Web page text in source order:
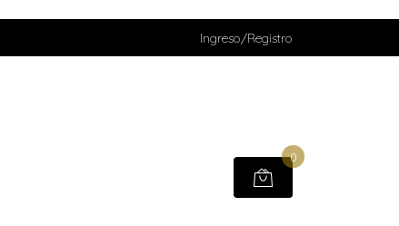
Ingreso/Registro
0